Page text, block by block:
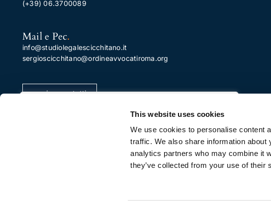
This website uses cookies
We use cookies to personalise content
traffic. We also share information
analytics partners who may combine it
they’ve collected from your use of their
Utilizziamo i cookie per migliorare la tua esperienza di
navigazione, pubblicare annunci o contenuti
personalizzati e analizzare il nostro traffico. Facendo clic
su "Accetta tutto", acconsenti al nostro utilizzo dei
(+39) 06.3700089
Mail e Pec.
info@studiolegalescicchitano.it
sergioscicchitano@ordineavvocatiroma.org
pagina contatti